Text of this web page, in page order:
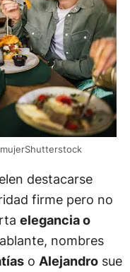
destacarse
firme pero no
elegancia o
nombres
o Alejandrosue